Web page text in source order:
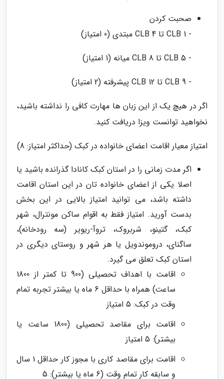
صحبت کردن
- CLB 1 تا CLB 4 مبتدی (0 امتیاز)
- CLB 5 تا CLB 8 میانه (1 امتیاز)
- CLB 9 تا CLB 12 پیشرفته (2 امتیاز)
اگر در هیچ یک از این زبان ها مهارت کافی را نداشته باشید،
نخواهید توانست ویزا دریافت کنید.
امتیاز معیار اقامت اعضای خانواده در کبک (حداکثر امتیاز: 8)
اگر مدت زمانی را در استان کبک کانادا گذرانده باشید یا
اصلا یکی از اعضای خانواده تان در این استان اقامت
داشته باشد، می توانید امتیاز بالایی در این بخش
بدست آورید. امتیاز فقط به اقوام ساکن مونترال، شهر
کبک، گتینو، شربروک، تروآ-ریویر (سه رودخانه)،
ساگنای، دروموندویل یا هر شهر و روستای دیگری در
استان کبک تعلق می گیرد.
اقامت با اهداف تحصیلی (900 تا کمتر از 1800
ساعت) همراه با حداقل 6 ماه یا بیشتر تجربه تمام
وقت در کبک: 5 امتیاز
اقامت برای مقاصد تحصیلی (1800 ساعت یا
بیشتر): 5 امتیاز
اقامت برای مقاصد کاری با مجوز کار حداقل 1 سال
و سابقه کار تمام وقت (6 ماه یا بیشتر): 5